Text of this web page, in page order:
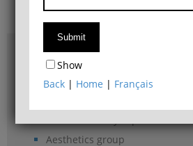
Access & maps
Philosophy Department Library
Aesthetics group
Show
Back | Home | Français